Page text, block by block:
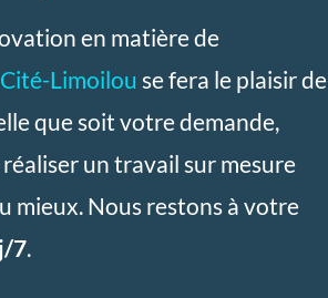
en matière de
Limoilou se fera le plaisir de
que soit votre demande,
un travail sur mesure
mieux. Nous restons à votre
7.